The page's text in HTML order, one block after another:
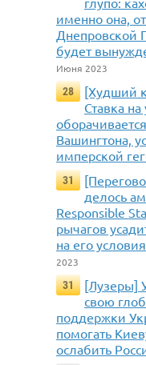
именно она,
Днепровской
будет
Июня 2023
28
[Худший
Ставка
Вашингтона,
имперской
31
делось
Responsible
рычагов
на его
2023
31
[Лузеры]
свою
поддержки
помогать
ослабить